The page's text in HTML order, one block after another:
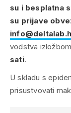
su i besplatna
su prijave
vodstva izložbom
sati.
U skladu s
prisustvovati